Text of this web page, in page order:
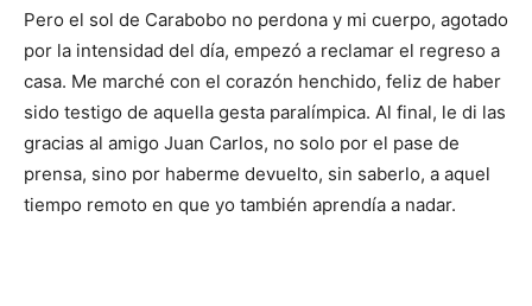
Pero el sol de Carabobo no perdona y mi cuerpo, agotado
por la intensidad del día, empezó a reclamar el regreso a
casa. Me marché con el corazón henchido, feliz de haber
sido testigo de aquella gesta paralímpica. Al final, le di las
gracias al amigo Juan Carlos, no solo por el pase de
prensa, sino por haberme devuelto, sin saberlo, a aquel
tiempo remoto en que yo también aprendía a nadar.